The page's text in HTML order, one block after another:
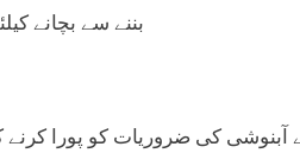
بننے سے بچانے
میں عوام کے لیے آبنوشی کی ضروریات